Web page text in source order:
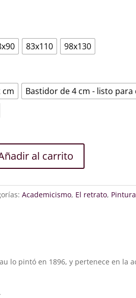
83x110 98x130
cm
Bastidor de 4 cm - listo para
al carrito
Academicismo, El retrato,
lo pintó en 1896, y pertenece en la